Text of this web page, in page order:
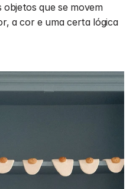
que se movem
a cor e uma certa lógica